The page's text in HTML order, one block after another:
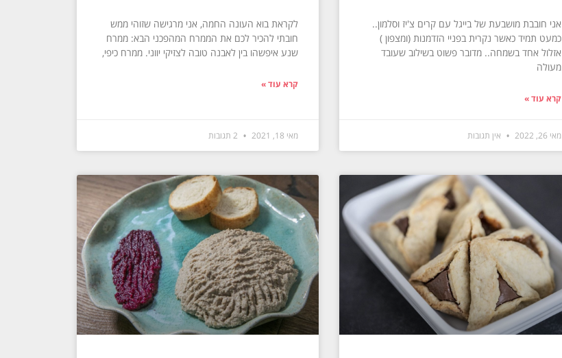
אני חובבת מושבעת של בייגל עם קרים צ'יז וסלמון..
כמעט תמיד כאשר נקרית בפניי הזדמנות (ומצפון )
אזלול אחד בשמחה.. מדובר פשוט בשילוב שעובד
מעולה
קרא עוד »
מאי 26, 2022 אין תגובות
לקראת בוא העונה החמה, אני מרגישה שזוהי ממש
חובתי להכיר לכם את הממרח המהפכני הבא: ממרח
שנע איפשהו בין לאבנה טובה לצזיקי יווני. ממרח כיפי,
קרא עוד »
מאי 18, 2021